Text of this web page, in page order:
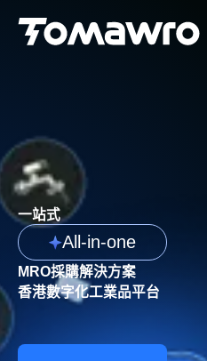
一站式
All-in-one
MRO採購解決方案
香港數字化工業品平台